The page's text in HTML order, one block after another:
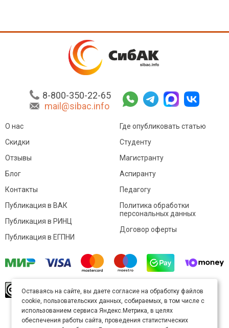
8-800-350-22-65
mail@sibac.info
О нас
Скидки
Отзывы
Блог
Контакты
Где опубликовать статью
Студенту
Магистранту
Аспиранту
Педагогу
Публикация в ВАК
Публикация в РИНЦ
Публикация в ЕГПНИ
Политика обработки
персональных данных
Договор оферты
произведение доступно полицензии Creative
Commons «Attribution» («Атрибуция») 4.0
Непортированная.
Карта сайта
Оставаясь на сайте, вы даете согласие на обработку файлов
cookie, пользовательских данных, собираемых, в том числе с
использованием сервиса Яндекс.Метрика, в целях
обеспечения работы сайта, проведения статистических